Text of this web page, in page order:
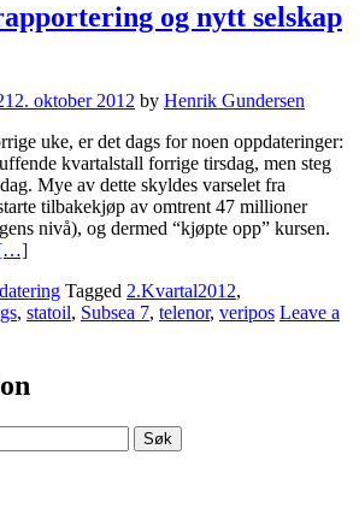
og nytt selskap
12. oktober 2012 by Henrik Gundersen
uke, er det dags for noen oppdateringer:
kvartalstall forrige tirsdag, men steg
Mye av dette skyldes varselet fra
tilbakekjøp av omtrent 47 millioner
nivå), og dermed “kjøpte opp” kursen.
Tagged 2.Kvartal2012,
, statoil, Subsea 7, telenor, veripos Leave a